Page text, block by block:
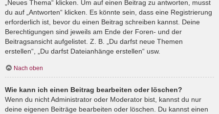
„Neues Thema“ klicken. Um auf einen Beitrag zu antworten, musst
du auf „Antworten“ klicken. Es könnte sein, dass eine Registrierung
erforderlich ist, bevor du einen Beitrag schreiben kannst. Deine
Berechtigungen sind jeweils am Ende der Foren- und der
Beitragsansicht aufgelistet. Z. B. „Du darfst neue Themen
erstellen“, „Du darfst Dateianhänge erstellen“ usw.
Nach oben
Wie kann ich einen Beitrag bearbeiten oder löschen?
Wenn du nicht Administrator oder Moderator bist, kannst du nur
deine eigenen Beiträge bearbeiten oder löschen. Du kannst einen